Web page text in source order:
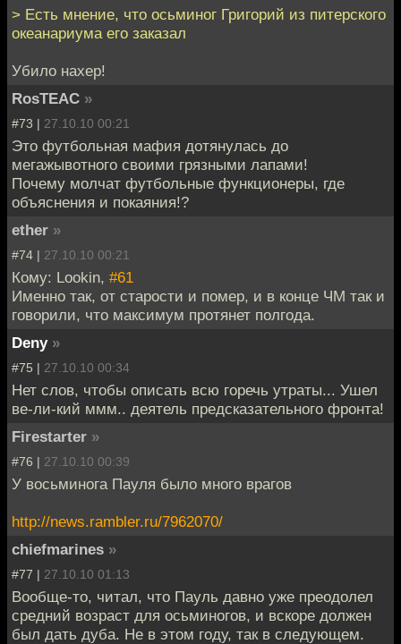
> Есть мнение, что осьминог Григорий из питерского
океанариума его заказал
Убило нахер!
RosTEAC »
#73 | 27.10.10 00:21
Это футбольная мафия дотянулась до
мегажывотного своими грязными лапами!
Почему молчат футбольные функционеры, где
объяснения и покаяния!?
ether »
#74 | 27.10.10 00:21
Кому: Lookin, #61
Именно так, от старости и помер, и в конце ЧМ так и
говорили, что максимум протянет полгода.
Deny »
#75 | 27.10.10 00:34
Нет слов, чтобы описать всю горечь утраты... Ушел
ве-ли-кий ммм.. деятель предсказательного фронта!
Firestarter »
#76 | 27.10.10 00:39
У восьминога Пауля было много врагов
http://news.rambler.ru/7962070/
chiefmarines »
#77 | 27.10.10 01:13
Вообще-то, читал, что Пауль давно уже преодолел
средний возраст для осьминогов, и вскоре должен
был дать дуба. Не в этом году, так в следующем.